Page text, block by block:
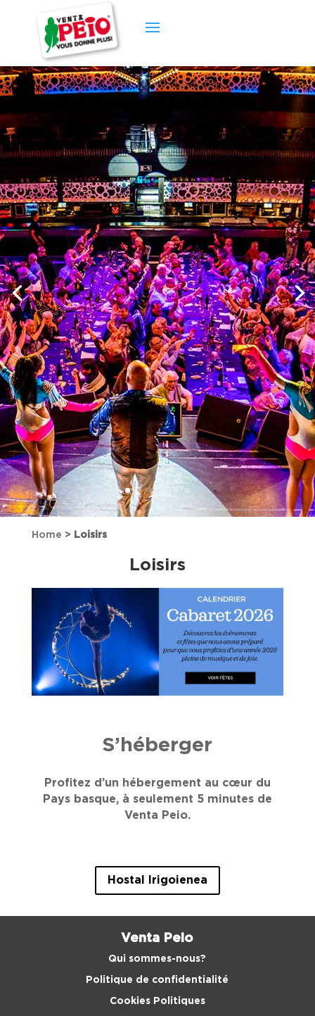
Home > Loisirs
Loisirs
S’héberger
Profitez d’un hébergement au cœur du
Pays basque, à seulement 5 minutes de
Venta Peio.
Hostal Irigoienea
Venta Peio
Qui sommes-nous?
Politique de confidentialité
Cookies Politiques